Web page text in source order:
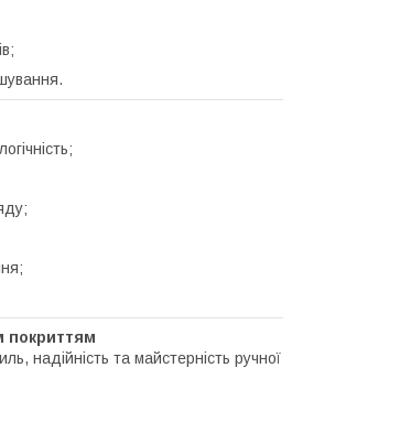
покриттям
надійність та майстерність ручної